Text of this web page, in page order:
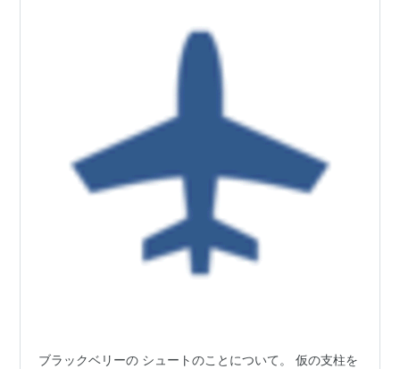
ブラックベリーの シュートのことについて。 仮の支柱を